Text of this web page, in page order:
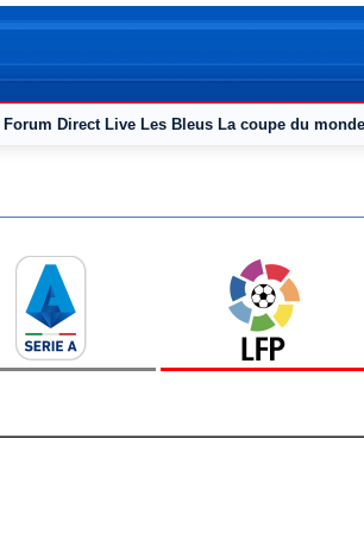
Forum Direct Live Les Bleus La coupe du